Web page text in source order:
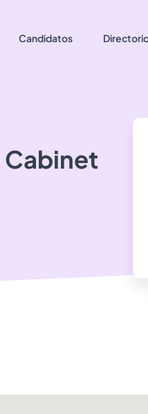
Candidatos
Cabinet